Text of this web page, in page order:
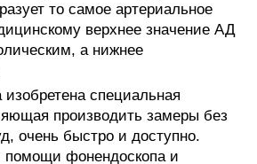
то самое артериальное
верхнее значение АД
а нижнее
специальная
производить замеры без
очень быстро и доступно.
помощи фонендоскопа и